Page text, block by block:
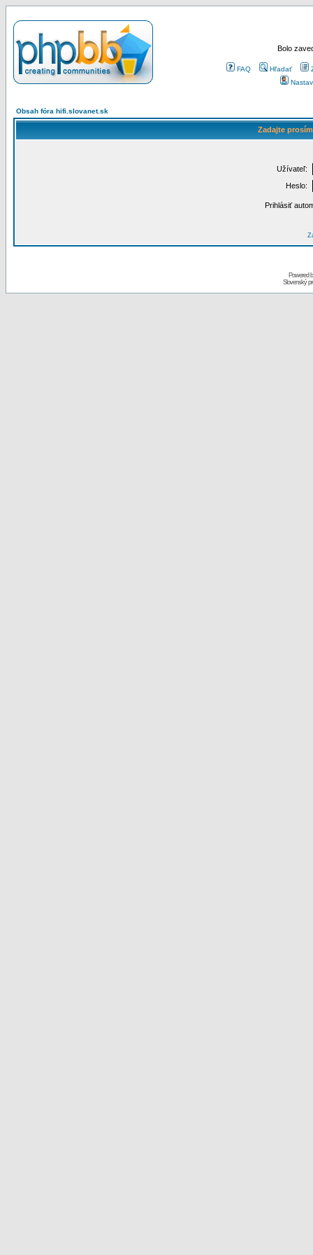
Bolo
FAQ Hľadať
Obsah fóra hifi.slovanet.sk
Zadajte
Užívateľ:
Heslo:
Prihlásiť
Powered
Slovenský